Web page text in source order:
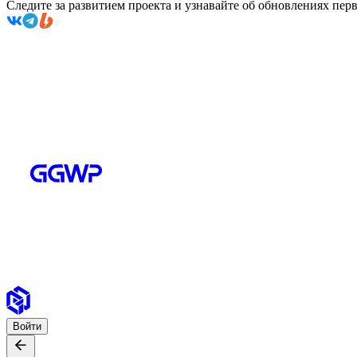
Следите за развитием проекта и узнавайте об обновлениях
Войти